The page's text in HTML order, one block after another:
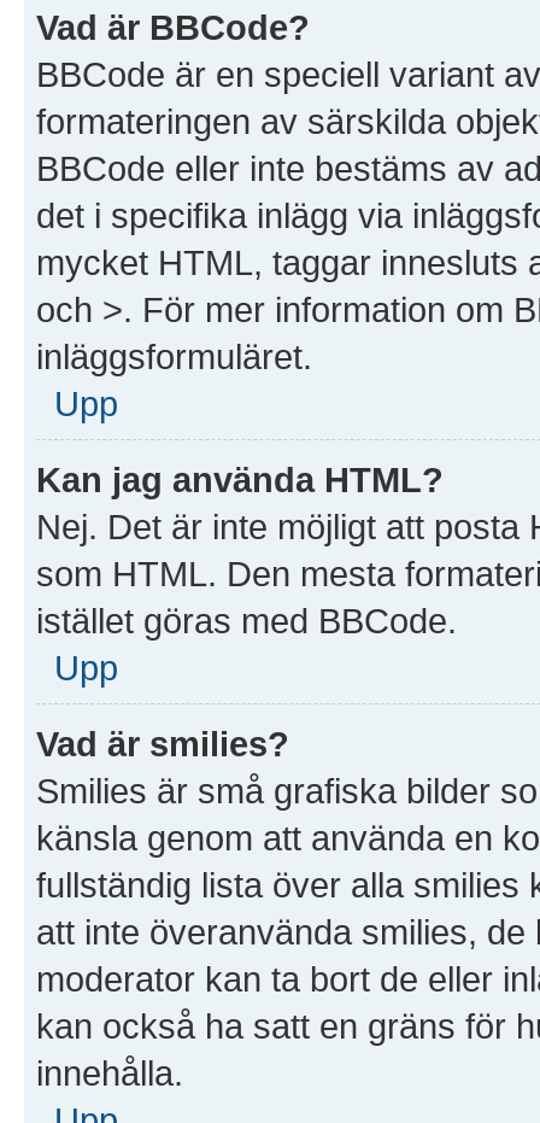
Vad är BBCode?
BBCode är en speciell variant
formateringen av särskilda
BBCode eller inte bestäms av
det i specifika inlägg via
mycket HTML, taggar innesluts
och >. För mer information om
inläggsformuläret.
Upp
Kan jag använda HTML?
Nej. Det är inte möjligt att
som HTML. Den mesta
istället göras med BBCode.
Upp
Vad är smilies?
Smilies är små grafiska bilder
känsla genom att använda en
fullständig lista över alla
att inte överanvända smilies,
moderator kan ta bort de eller
kan också ha satt en gräns för
innehålla.